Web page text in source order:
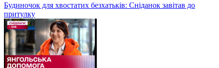
Будиночок для хвостатих безхатьків: Сніданок завітав до
притулку